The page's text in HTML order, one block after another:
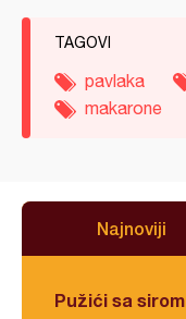
TAGOVI
pavlaka
makarone
Najnoviji
Pužići sa sirom